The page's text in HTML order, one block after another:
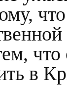
что
в